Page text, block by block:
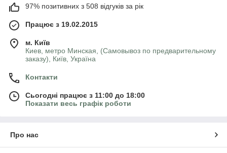
97% позитивних з 508 відгуків за рік
Працює з 19.02.2015
м. Київ
Киев, метро Минская, (Самовывоз по предварительному
заказу), Київ, Україна
Контакти
Сьогодні працює з 11:00 до 18:00
Показати весь графік роботи
Про нас